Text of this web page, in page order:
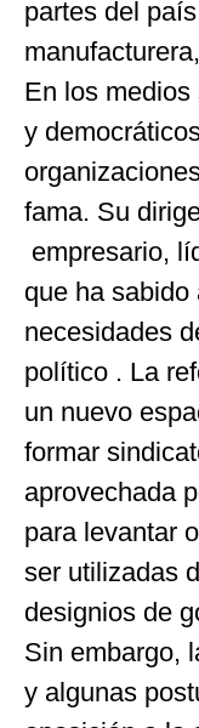
partes del
En los
y
fama. Su
empresario,
que ha sabido
necesidades
político . La
un nuevo
formar
aprovechada
para levantar
ser utilizadas
designios de
Sin embargo,
y algunas